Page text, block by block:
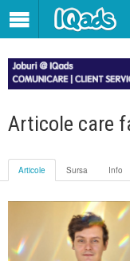
Articole care
Articole Sursa Info